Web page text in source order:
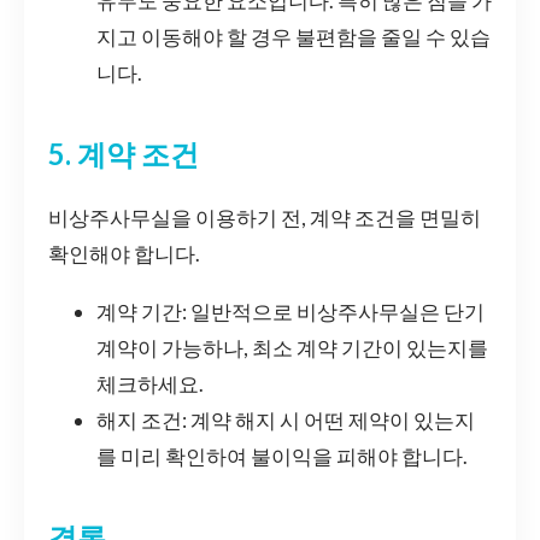
지고 이동해야 할 경우 불편함을 줄일 수 있습
니다.
5. 계약 조건
비상주사무실을 이용하기 전, 계약 조건을 면밀히
확인해야 합니다.
계약 기간: 일반적으로 비상주사무실은 단기
계약이 가능하나, 최소 계약 기간이 있는지를
체크하세요.
해지 조건: 계약 해지 시 어떤 제약이 있는지
를 미리 확인하여 불이익을 피해야 합니다.